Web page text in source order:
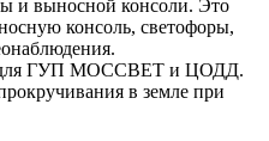
и выносной консоли. Это
консоль, светофоры,
для ГУП МОССВЕТ и ЦОДД.
в земле при